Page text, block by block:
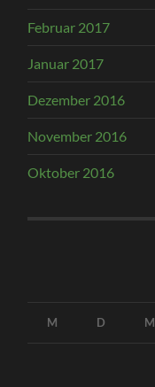
Februar 2017
Januar 2017
Dezember 2016
November 2016
Oktober 2016
M D M